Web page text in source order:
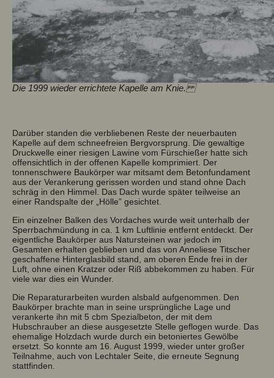
Die 1999 wieder errichtete Kapelle am Knie.
Darüber standen die verbliebenen Reste der neuerbauten
Kapelle auf dem schneefreien Bergvorsprung. Die gewaltige
Druckwelle einer riesigen Lawine vom Fürschießer hatte sich
offensichtlich in der offenen Kapelle komprimiert. Der
tonnenschwere Baukörper war mitsamt dem Betonfundament
aus der Verankerung gerissen worden und stand ohne Dach
schräg in den Himmel. Das Dach wurde später teilweise an
einer Randspalte der „Hölle” gesichtet.
Ein einzelner Balken des Vordaches wurde weit unterhalb der
Sperrbachmündung in ca. 1 km Luftlinie entfernt entdeckt. Der
eigentliche Baukörper aus Natursteinen war jedoch im
Gesamten erhalten geblieben und das von Anneliese Titscher
geschaffene Hinterglasbild stand, am oberen Ende frei in der
Luft, ohne einen Kratzer oder Riß abbekommen zu haben. Für
viele war dies ein Wunder.
Die Reparaturarbeiten wurden alsbald aufgenommen. Den
Baukörper brachte man in seine ursprüngliche Lage und
verankerte ihn mit 5 cbm Spezialbeton, der mit dem
Hubschrauber an diese ausgesetzte Stelle geflogen wurde. Das
ehemalige Holzdach wurde durch ein betoniertes Gewölbe
ersetzt. So konnte am 16. August 1999, wieder unter großer
Teilnahme, auch von Lechtaler Seite, die erneute Segnung
stattfinden.